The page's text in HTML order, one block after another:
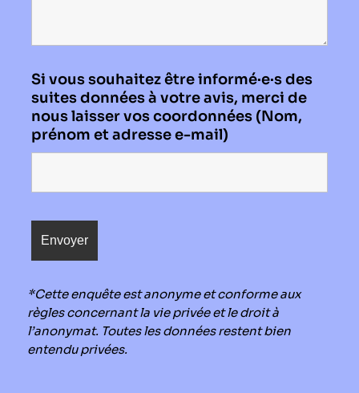
Si vous souhaitez être informé·e·s des
suites données à votre avis, merci de
nous laisser vos coordonnées (Nom,
prénom et adresse e-mail)
*Cette enquête est anonyme et conforme aux
règles concernant la vie privée et le droit à
l’anonymat. Toutes les données restent bien
entendu privées.